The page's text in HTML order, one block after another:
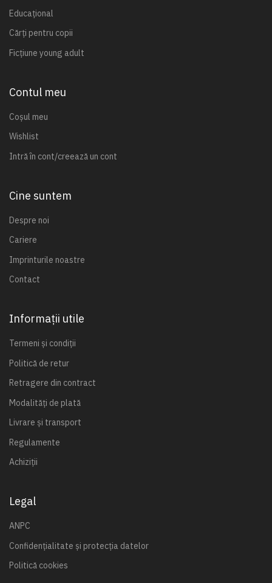
Educațional
Cărți pentru copii
Ficțiune young adult
Contul meu
Coșul meu
Wishlist
Intră în cont/creează un cont
Cine suntem
Despre noi
Cariere
Imprinturile noastre
Contact
Informații utile
Termeni și condiții
Politică de retur
Retragere din contract
Modalități de plată
Livrare și transport
Regulamente
Achiziții
Legal
ANPC
Confidențialitate și protecția datelor
Politică cookies